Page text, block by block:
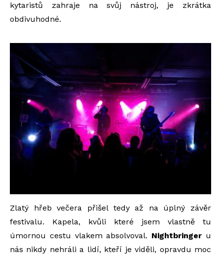
kytaristů zahraje na svůj nástroj, je zkrátka
obdivuhodné.
Zlatý hřeb večera přišel tedy až na úplný závěr
festivalu. Kapela, kvůli které jsem vlastně tu
úmornou cestu vlakem absolvoval. Nightbringer u
nás nikdy nehráli a lidí, kteří je viděli, opravdu moc